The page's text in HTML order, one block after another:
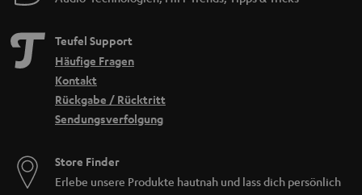
Teufel Support
Häufige Fragen
Kontakt
Rückgabe / Rücktritt
Sendungsverfolgung
Store Finder
Erlebe unsere Produkte hautnah und lass dich persönlich